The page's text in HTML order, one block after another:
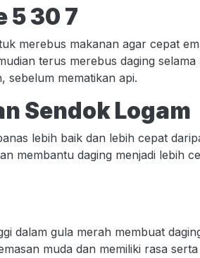
5 30 7
merebus makanan agar cepat
terus merebus daging
sebelum mematikan api.
Sendok Logam
lebih baik dan lebih cepat
membantu daging menjadi lebih
dalam gula merah membuat
muda dan memiliki rasa